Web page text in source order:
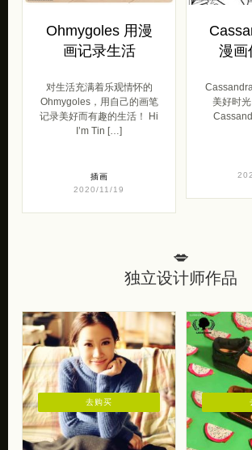
Ohmygoles 用漫
画记录生活
对生活充满着乐观情怀的
Ohmygoles，用自己的画笔
记录美好而有趣的生活！ Hi
I’m Tin […]
插画
2020/11/19
漫画
美好时
💋
独立设计师作品
去购买